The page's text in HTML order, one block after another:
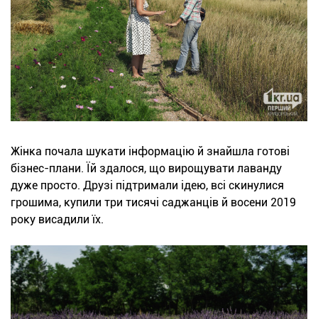
Жінка почала шукати інформацію й знайшла готові
бізнес-плани. Їй здалося, що вирощувати лаванду
дуже просто. Друзі підтримали ідею, всі скинулися
грошима, купили три тисячі саджанців й восени 2019
року висадили їх.